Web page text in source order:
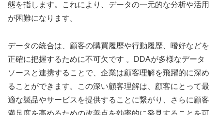
態を指します。これにより、データの一元的な分析や活用
が困難になります。
データの統合は、顧客の購買履歴や行動履歴、嗜好などを
正確に把握するために不可欠です 。DDAが多様なデータ
ソースと連携することで、企業は顧客理解を飛躍的に深め
ることができます。この深い顧客理解は、顧客にとって最
適な製品やサービスを提供することに繋がり、さらに顧客